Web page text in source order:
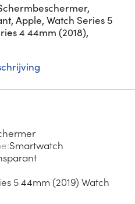
Apple, Watch Series 5
4 44mm (2018),
Smartwatch
5 44mm (2019) Watch